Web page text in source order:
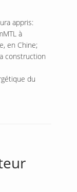
appris:
à
en Chine;
construction
du